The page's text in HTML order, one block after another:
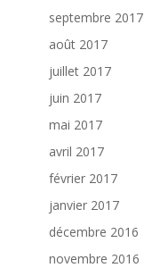
septembre 2017
août 2017
juillet 2017
juin 2017
mai 2017
avril 2017
février 2017
janvier 2017
décembre 2016
novembre 2016